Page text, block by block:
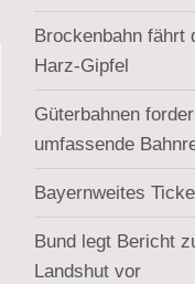
Brockenbahn fährt
Harz-Gipfel
Güterbahnen
umfassende
Bayernweites
Bund legt Bericht
Landshut vor